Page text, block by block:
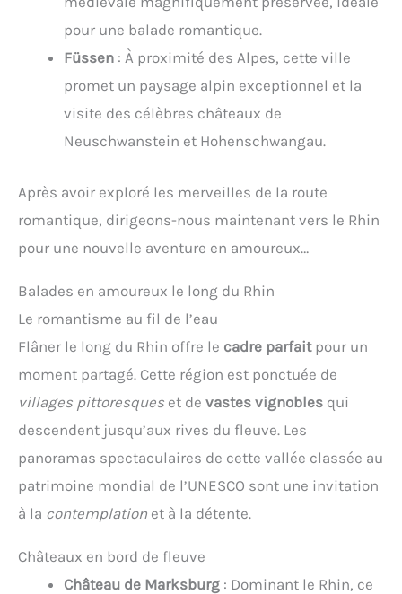
pour une balade romantique.
Füssen : À proximité des Alpes, cette ville
promet un paysage alpin exceptionnel et la
visite des célèbres châteaux de
Neuschwanstein et Hohenschwangau.
Après avoir exploré les merveilles de la route
romantique, dirigeons-nous maintenant vers le Rhin
pour une nouvelle aventure en amoureux…
Balades en amoureux le long du Rhin
Le romantisme au fil de l’eau
Flâner le long du Rhin offre le cadre parfaitpour un
moment partagé. Cette région est ponctuée de
villages pittoresques et de vastes vignobles qui
descendent jusqu’aux rives du fleuve. Les
panoramas spectaculaires de cette vallée classée au
patrimoine mondial de l’UNESCO sont une invitation
à la contemplation et à la détente.
Châteaux en bord de fleuve
Château de Marksburg : Dominant le Rhin, ce